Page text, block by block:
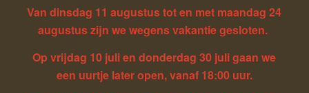
Van dinsdag 11 augustus tot en met maandag 24
augustus zijn we wegens vakantie gesloten.
Op vrijdag 10 juli en donderdag 30 juli gaan we
een uurtje later open, vanaf 18:00 uur.